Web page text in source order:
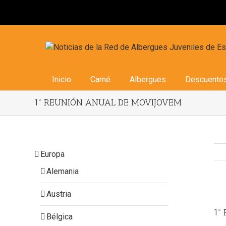
Inicio Carné Albergues
1º REUNIÓN ANUAL DE MOVIJOVEM
1º
Europa
Alemania
Austria
Bélgica